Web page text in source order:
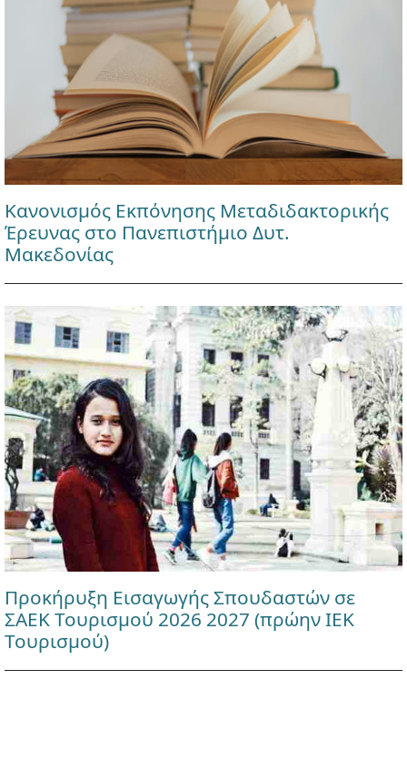
Κανονισμός Εκπόνησης Μεταδιδακτορικής
Έρευνας στο Πανεπιστήμιο Δυτ.
Μακεδονίας
Προκήρυξη Εισαγωγής Σπουδαστών σε
ΣΑΕΚ Τουρισμού 2026 2027 (πρώην ΙΕΚ
Τουρισμού)